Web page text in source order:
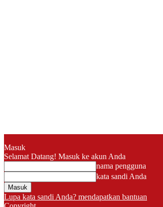
Masuk
Selamat Datang! Masuk ke akun Anda
nama pengguna
kata sandi Anda
Lupa kata sandi Anda? mendapatkan bantuan